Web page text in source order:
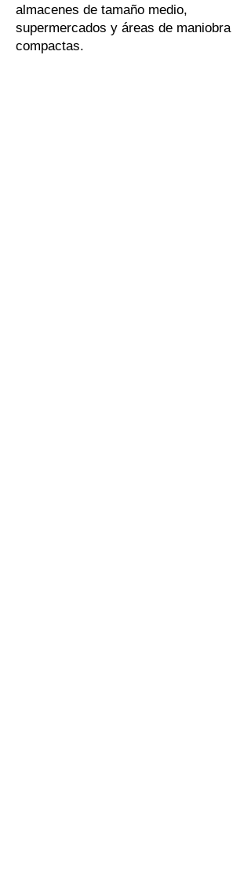
almacenes de tamaño medio,
supermercados y áreas de maniobra
compactas.